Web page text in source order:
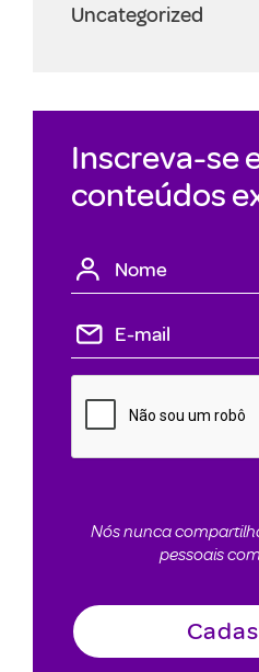
Uncategorized
Inscreva-se
conteúdos
Nós nunca
pessoais